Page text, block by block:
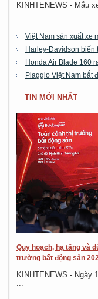
KINHTENEWS - Mẫu
...
Việt Nam sản xuất xe
Harley-Davidson biến
Honda Air Blade 160
Piaggio Việt Nam bắt
TIN MỚI NHẤT
Quy hoạch, hạ tầng và
trường bất động sản
KINHTENEWS - Ngày